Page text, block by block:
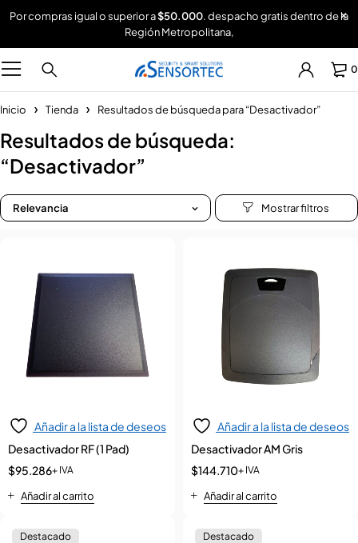
Por compras igual o superior a$50.000. despacho gratis dentro de la
Región Metropolitana,
0
Inicio Tienda Resultados de búsqueda para “Desactivador”
Resultados de búsqueda:
“Desactivador”
Relevancia
Añadir a la lista de deseos
Desactivador RF (1 Pad)
$95.286+ IVA
Añadir al carrito
Añadir a la lista de deseos
Desactivador AM Gris
$144.710+ IVA
Añadir al carrito
Destacado Destacado